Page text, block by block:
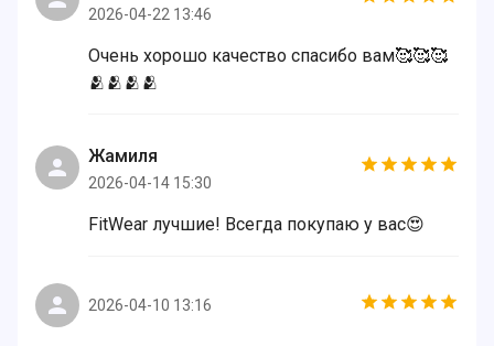
2026-04-22 13:46
Очень хорошо качество спасибо вам🥰🥰🥰
🫂🫂🫂🫂
Жамиля
2026-04-14 15:30
FitWear лучшие! Всегда покупаю у вас😍
2026-04-10 13:16